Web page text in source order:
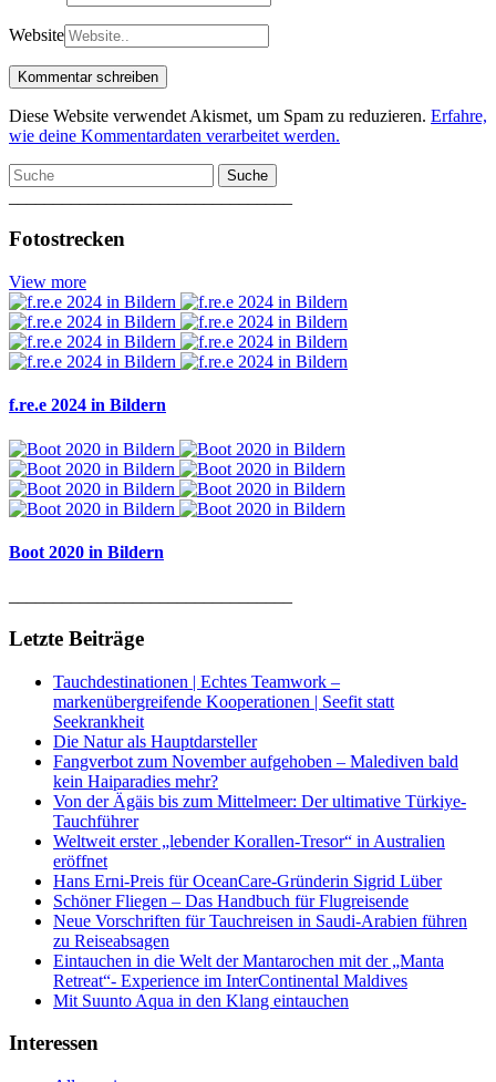
Website
Diese Website verwendet Akismet, um Spam zu reduzieren. Erfahre,
wie deine Kommentardaten verarbeitet werden.
Suche
Fotostrecken
View more
f.re.e 2024 in Bildern
Boot 2020 in Bildern
Letzte Beiträge
Tauchdestinationen | Echtes Teamwork –
markenübergreifende Kooperationen | Seefit statt
Seekrankheit
Die Natur als Hauptdarsteller
Fangverbot zum November aufgehoben – Malediven bald
kein Haiparadies mehr?
Von der Ägäis bis zum Mittelmeer: Der ultimative Türkiye-
Tauchführer
Weltweit erster „lebender Korallen-Tresor“ in Australien
eröffnet
Hans Erni-Preis für OceanCare-Gründerin Sigrid Lüber
Schöner Fliegen – Das Handbuch für Flugreisende
Neue Vorschriften für Tauchreisen in Saudi-Arabien führen
zu Reiseabsagen
Eintauchen in die Welt der Mantarochen mit der „Manta
Retreat“- Experience im InterContinental Maldives
Mit Suunto Aqua in den Klang eintauchen
Interessen